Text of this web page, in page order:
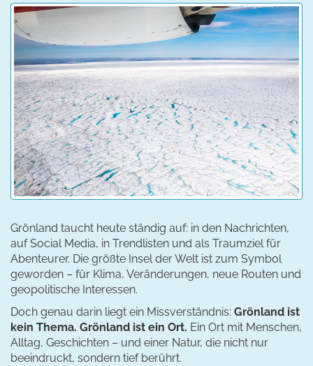
Grönland taucht heute ständig auf: in den Nachrichten,
auf Social Media, in Trendlisten und als Traumziel für
Abenteurer. Die größte Insel der Welt ist zum Symbol
geworden – für Klima, Veränderungen, neue Routen und
geopolitische Interessen.
Doch genau darin liegt ein Missverständnis: Grönland ist
kein Thema. Grönland ist ein Ort. Ein Ort mit Menschen,
Alltag, Geschichten – und einer Natur, die nicht nur
beeindruckt, sondern tief berührt.